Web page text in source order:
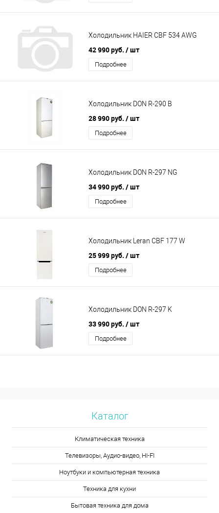
Холодильник HAIER CBF 534 AWG
42 990 руб. / шт
Подробнее
Холодильник DON R-290 B
28 990 руб. / шт
Подробнее
Холодильник DON R-297 NG
34 990 руб. / шт
Подробнее
Холодильник Leran CBF 177 W
25 999 руб. / шт
Подробнее
Холодильник DON R-297 K
33 990 руб. / шт
Подробнее
Каталог
Климатическая техника
Телевизоры, Аудио-видео, HI-FI
Ноутбуки и компьютерная техника
Техника для кухни
Бытовая техника для дома